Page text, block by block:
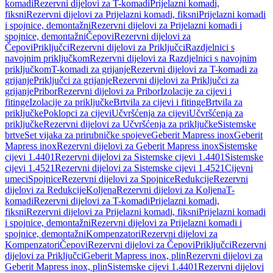
komadiRezervni dijelovi za T-komadiPrijelazni komadi,
fiksniRezervni dijelovi za Prijelazni komadi, fiksniPrijelazni komadi
i spojnice, demontažniRezervni dijelovi za Prijelazni komadi i
spojnice, demontažniČepoviRezervni dijelovi za
ČepoviPriključciRezervni dijelovi za PriključciRazdjelnici s
navojnim priključkomRezervni dijelovi za Razdjelnici s navojnim
priključkomT-komadi za grijanjeRezervni dijelovi za T-komadi za
grijanjePriključci za grijanjeRezervni dijelovi za Priključci za
grijanjePriborRezervni dijelovi za PriborIzolacije za cijevi i
fitingeIzolacije za priključkeBrtvila za cijevi i fitingeBrtvila za
priključkePoklopci za cijeviUčvršćenja za cijeviUčvršćenja za
priključkeRezervni dijelovi za Učvršćenja za priključkeSistemske
brtveSet vijaka za prirubničke spojeveGeberit Mapress inoxGeberit
Mapress inoxRezervni dijelovi za Geberit Mapress inoxSistemske
cijevi 1.4401Rezervni dijelovi za Sistemske cijevi 1.4401 Sistemske
cijevi 1.4521Rezervni dijelovi za Sistemske cijevi 1.4521Cijevni
umeciSpojniceRezervni dijelovi za SpojniceRedukcijeRezervni
dijelovi za RedukcijeKoljenaRezervni dijelovi za KoljenaT-
komadiRezervni dijelovi za T-komadiPrijelazni komadi,
fiksniRezervni dijelovi za Prijelazni komadi, fiksniPrijelazni komadi
i spojnice, demontažniRezervni dijelovi za Prijelazni komadi i
spojnice, demontažniKompenzatoriRezervni dijelovi za
KompenzatoriČepoviRezervni dijelovi za ČepoviPriključciRezervni
dijelovi za PriključciGeberit Mapress inox, plinRezervni dijelovi za
Geberit Mapress inox, plinSistemske cijevi 1.4401Rezervni dijelovi